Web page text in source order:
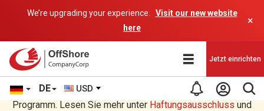
We’re upgrading your experience.
Visit our new website
here
×
DE USD
Jetzt einrichten
Sie lesen eine Deutsche Übersetzung durch ein AI-
Programm. Lesen Sie mehr unter Haftungsausschluss und